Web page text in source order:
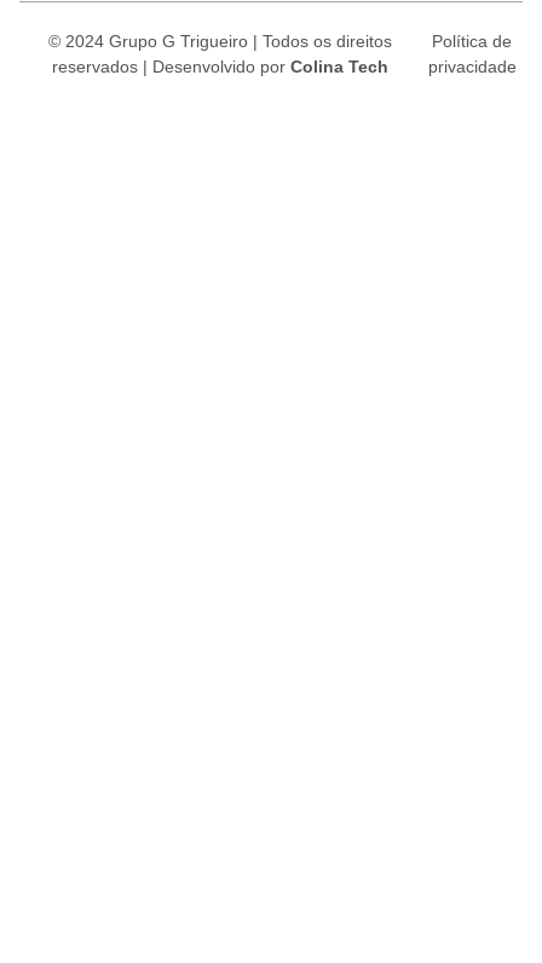
© 2024 Grupo G Trigueiro | Todos os direitos
reservados | Desenvolvido porColina Tech
Política de
privacidade